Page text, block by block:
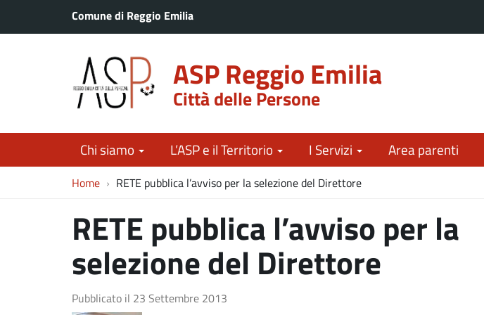
Comune di Reggio Emilia
ASP Reggio Emilia
Città delle Persone
Chi siamo L’ASP e il Territorio I Servizi Area parenti
Home RETE pubblica l’avviso per la selezione del Direttore
RETE pubblica l’avviso per la
selezione del Direttore
Pubblicato il 23 Settembre 2013